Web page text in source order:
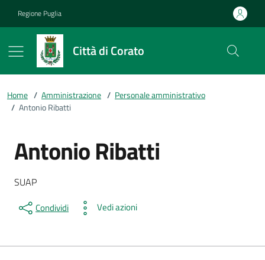
Regione Puglia
Città di Corato
Home / Amministrazione / Personale amministrativo
/ Antonio Ribatti
Antonio Ribatti
Dettagli della persona
Descrizione breve
SUAP
Condividi Vedi azioni